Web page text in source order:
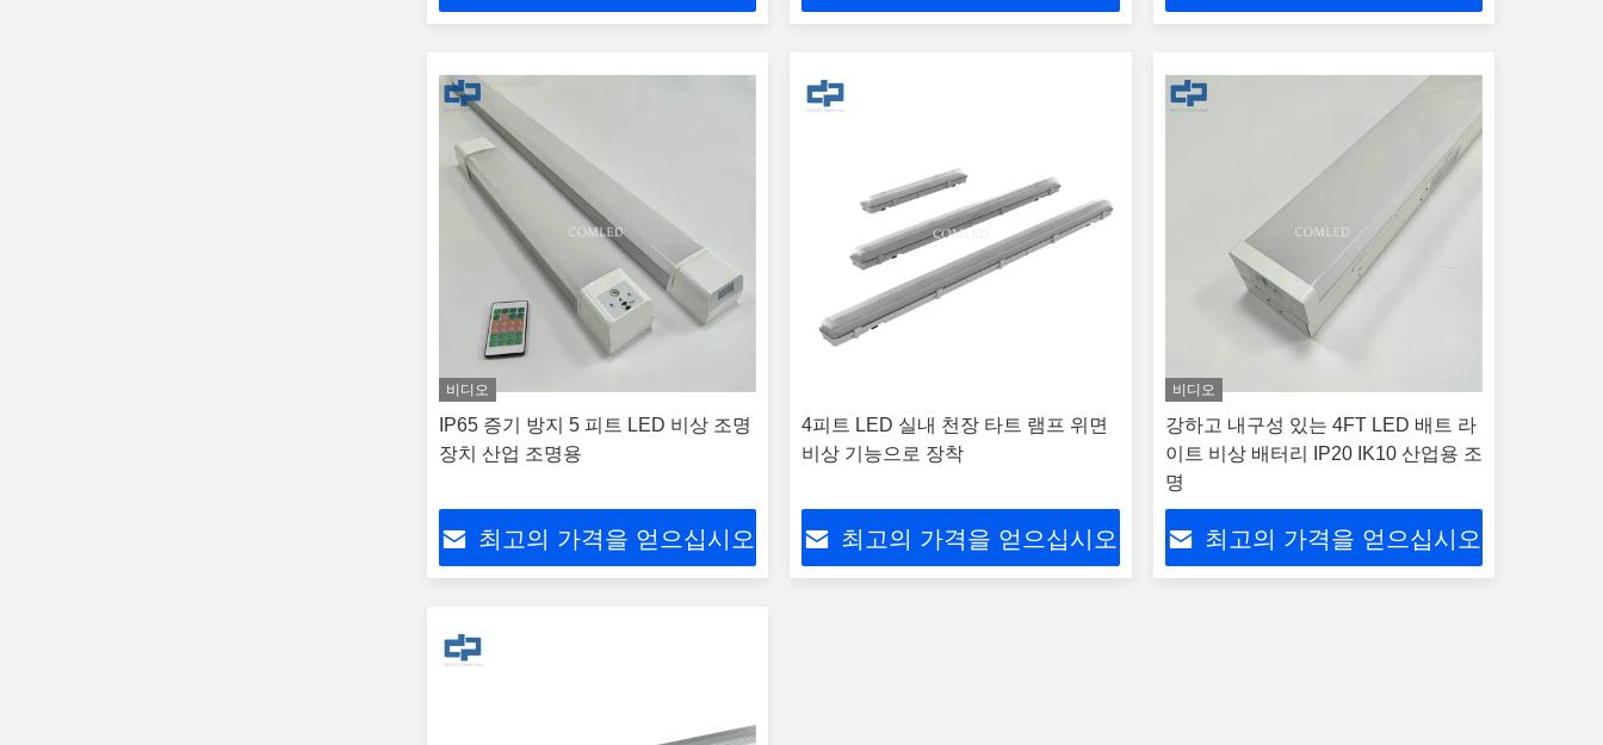
비디오
IP65 증기 방지 5 피트 LED 비상 조명
장치 산업 조명용
최고의 가격을 얻으십시오
4피트 LED 실내 천장 타트 램프 위면
비상 기능으로 장착
최고의 가격을 얻으십시오
비디오
강하고 내구성 있는 4FT LED 배트 라
이트 비상 배터리 IP20 IK10 산업용 조
명
최고의 가격을 얻으십시오